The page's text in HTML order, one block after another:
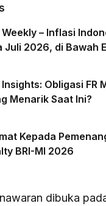
– Inflasi
Juli 2026, di Bawah
Obligasi FR
Menarik Saat Ini?
Kepada
BRI-MI 2026
dibuka